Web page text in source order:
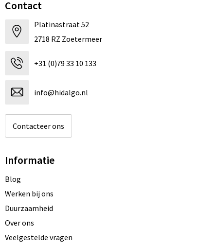
Contact
Platinastraat 52
2718 RZ Zoetermeer
+31 (0)79 33 10 133
info@hidalgo.nl
Contacteer ons
Informatie
Blog
Werken bij ons
Duurzaamheid
Over ons
Veelgestelde vragen